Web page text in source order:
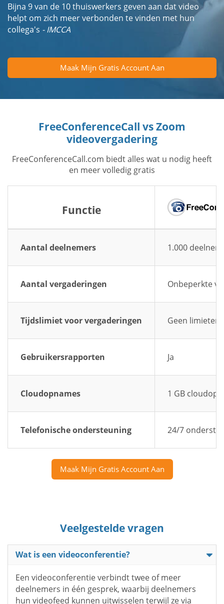
Bijna 9 van de 10 thuiswerkers geven aan dat video
helpt om zich meer verbonden te vinden met hun
collega's - IMCCA
Maak Mijn Gratis Account Aan
FreeConferenceCall vs Zoom
videovergadering
FreeConferenceCall.com biedt alles wat u nodig heeft
en meer volledig gratis
Functie
Aantal deelnemers 1.000
Aantal vergaderingen Onbeperkte
Tijdslimiet voor vergaderingen Geen limieten
Gebruikersrapporten Ja
Cloudopnames 1 GB
Telefonische ondersteuning 24/7
Maak Mijn Gratis Account Aan
Veelgestelde vragen
Wat is een videoconferentie?
Een videoconferentie verbindt twee of meer
deelnemers in één gesprek, waarbij deelnemers
hun videofeed kunnen uitwisselen terwijl ze via